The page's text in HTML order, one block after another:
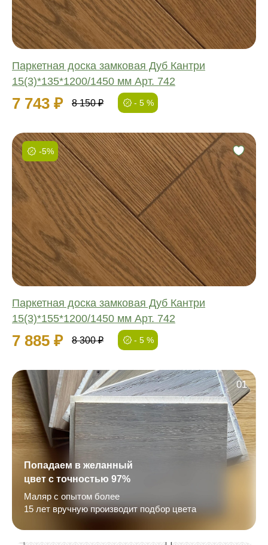
Паркетная доска замковая Дуб Кантри
15(3)*135*1200/1450 мм Арт. 742
7 743 ₽ 8 150 ₽ - 5 %
-5%
Паркетная доска замковая Дуб Кантри
15(3)*155*1200/1450 мм Арт. 742
7 885 ₽ 8 300 ₽ - 5 %
Фаска:
Соединение:
Обработка:
Длина:
Ширина:
Толщина:
01
Попадаем в желанный
цвет с точностью 97%
Маляр с опытом более
15 лет вручную производит подбор цвета